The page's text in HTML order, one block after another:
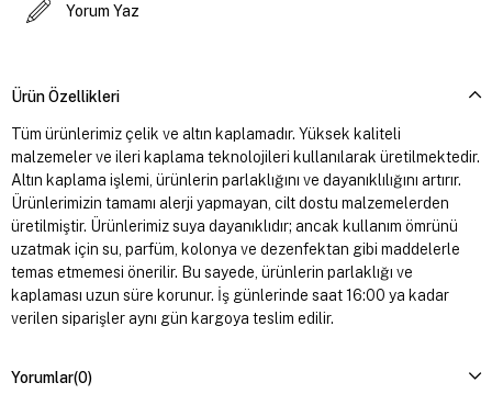
Yorum Yaz
Ürün Özellikleri
Tüm ürünlerimiz çelik ve altın kaplamadır. Yüksek kaliteli
malzemeler ve ileri kaplama teknolojileri kullanılarak üretilmektedir.
Altın kaplama işlemi, ürünlerin parlaklığını ve dayanıklılığını artırır.
Ürünlerimizin tamamı alerji yapmayan, cilt dostu malzemelerden
üretilmiştir. Ürünlerimiz suya dayanıklıdır; ancak kullanım ömrünü
uzatmak için su, parfüm, kolonya ve dezenfektan gibi maddelerle
temas etmemesi önerilir. Bu sayede, ürünlerin parlaklığı ve
kaplaması uzun süre korunur. İş günlerinde saat 16:00 ya kadar
verilen siparişler aynı gün kargoya teslim edilir.
Yorumlar(0)